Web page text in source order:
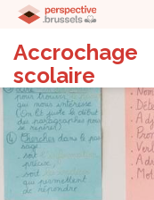
Accrochage
scolaire